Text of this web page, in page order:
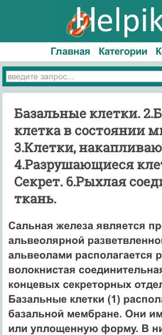
Главная Категории
Базальные клетки.
клетка в состоянии
3.Клетки,
4.Разрушающиеся
Секрет. 6.Рыхлая
ткань.
Сальная железа является
альвеолярной
альвеолами располагается
волокнистая
концевых секреторных
Базальные клетки (1)
базальной мембране. Они
или уплощенную форму. В